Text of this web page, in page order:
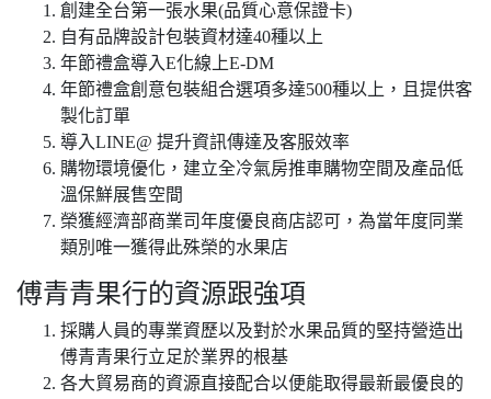
創建全台第一張水果(品質心意保證卡)
自有品牌設計包裝資材達40種以上
年節禮盒導入E化線上E-DM
年節禮盒創意包裝組合選項多達500種以上，且提供客
製化訂單
導入LINE@ 提升資訊傳達及客服效率
購物環境優化，建立全冷氣房推車購物空間及產品低
溫保鮮展售空間
榮獲經濟部商業司年度優良商店認可，為當年度同業
類別唯一獲得此殊榮的水果店
傅青青果行的資源跟強項
採購人員的專業資歷以及對於水果品質的堅持營造出
傅青青果行立足於業界的根基
各大貿易商的資源直接配合以便能取得最新最優良的